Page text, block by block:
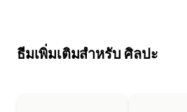
ธีมเพิ่มเติมสำหรับ ศิลปะ